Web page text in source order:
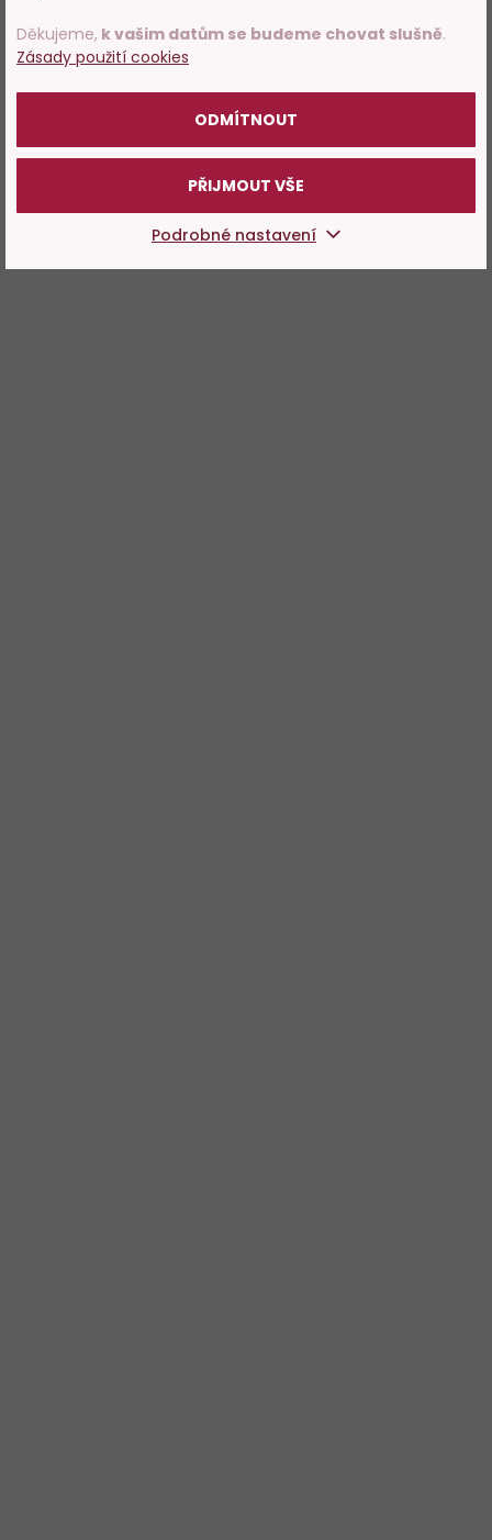
Děkujeme, k vašim datům se budeme chovat slušně.
Zásady použití cookies
ODMÍTNOUT
PŘIJMOUT VŠE
Podrobné nastavení